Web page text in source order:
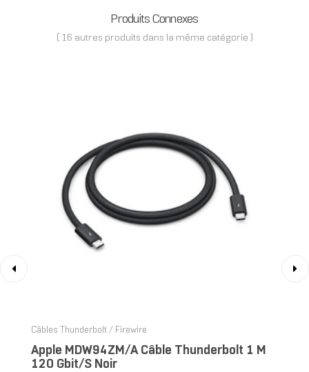
Produits Connexes
( 16 autres produits dans la même catégorie )
Câbles Thunderbolt / Firewire
Apple MDW94ZM/A Câble Thunderbolt 1 M
120 Gbit/s Noir